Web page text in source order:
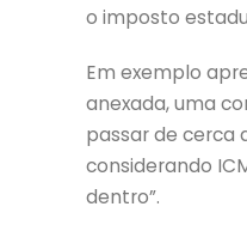
o imposto
Em exemplo
anexada, uma
passar de cerca
considerando
dentro”.